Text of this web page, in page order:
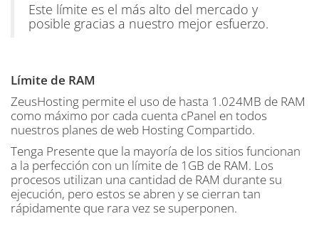
Este límite es el más alto del mercado y
posible gracias a nuestro mejor esfuerzo.
Límite de RAM
ZeusHosting permite el uso de hasta 1.024MB de RAM
como máximo por cada cuenta cPanel en todos
nuestros planes de web Hosting Compartido.
Tenga Presente que la mayoría de los sitios funcionan
a la perfección con un límite de 1GB de RAM. Los
procesos utilizan una cantidad de RAM durante su
ejecución, pero estos se abren y se cierran tan
rápidamente que rara vez se superponen.